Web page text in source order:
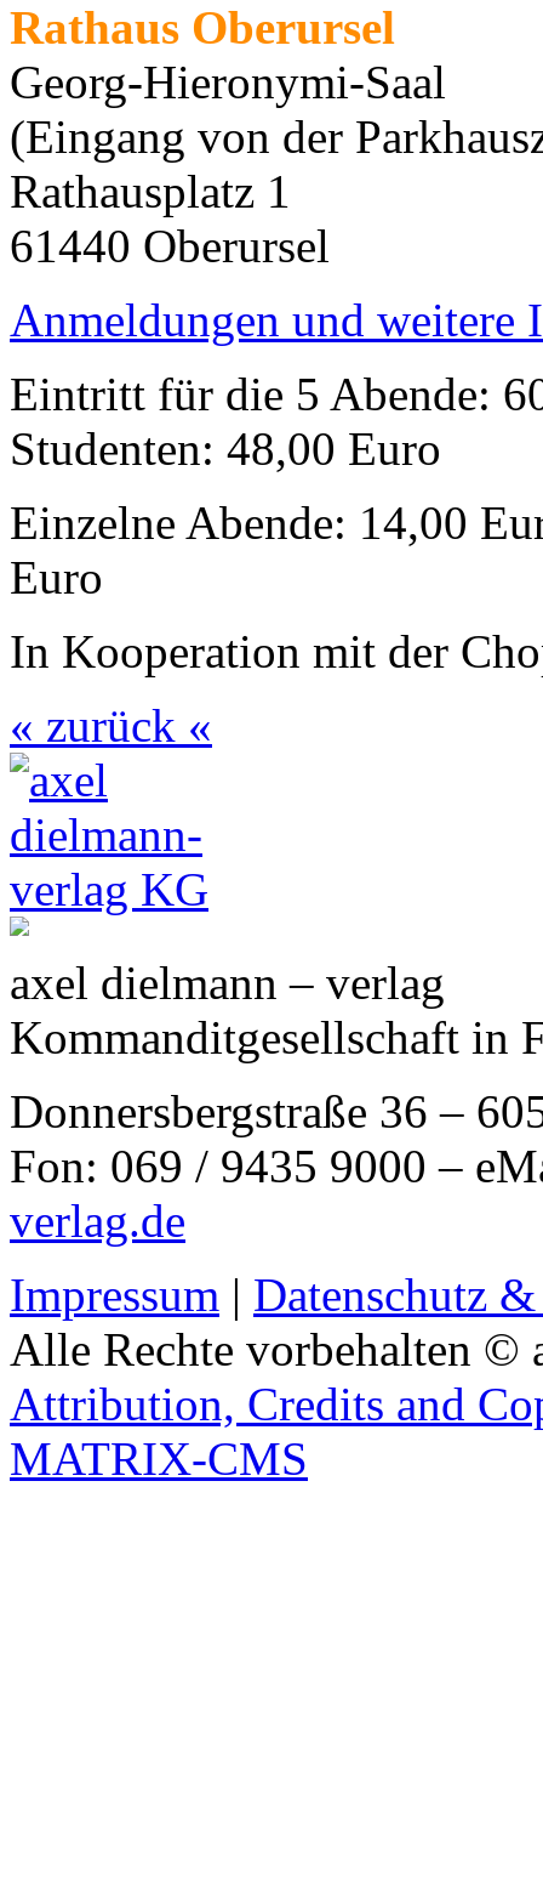
Rathaus Oberursel
Georg-Hieronymi-Saal
(Eingang von der
Rathausplatz 1
61440 Oberursel
Anmeldungen und
Eintritt für die 5 Abende:
Studenten: 48,00 Euro
Einzelne Abende: 14,00
Euro
In Kooperation mit der
« zurück «
axel dielmann – verlag
Kommanditgesellschaft in
Donnersbergstraße 36 –
Fon: 069 / 9435 9000 –
verlag.de
Impressum | Datenschutz
Alle Rechte vorbehalten ©
Attribution, Credits and
MATRIX-CMS